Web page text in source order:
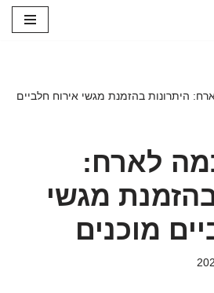
היתרונות בהזמנת מגשי אירוח חלביים
לארח:
מגשי
מוכנים